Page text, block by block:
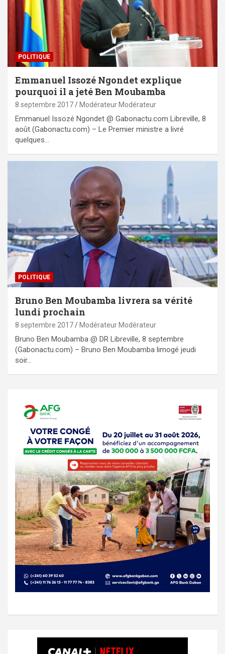
POLITIQUE
Emmanuel Issozé Ngondet explique
pourquoi il a jeté Ben Moubamba
8 septembre 2017 Modérateur Modérateur
Emmanuel Issozé Ngondet @ Gabonactu.com Libreville, 8
août (Gabonactu.com) – Le Premier ministre a livré
quelques…
POLITIQUE
Bruno Ben Moubamba livrera sa vérité
lundi prochain
8 septembre 2017 Modérateur Modérateur
Bruno Ben Moubamba @ DR Libreville, 8 septembre
(Gabonactu.com) – Bruno Ben Moubamba limogé jeudi
soir…